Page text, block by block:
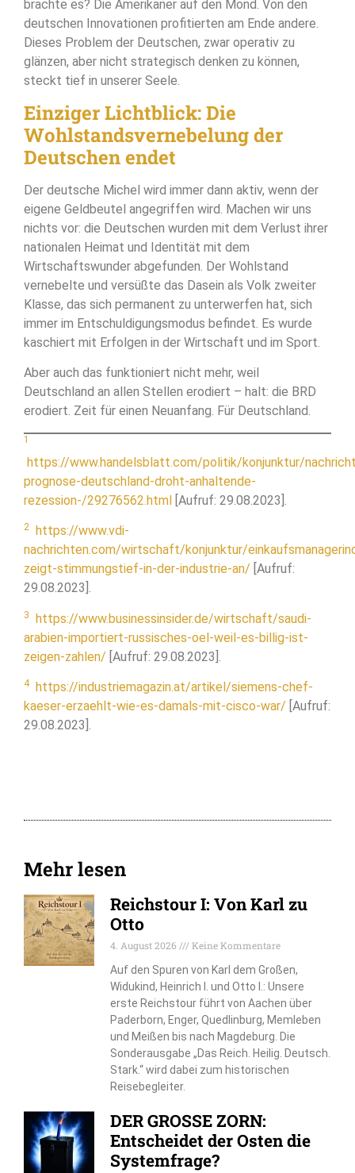
brachte es? Die Amerikaner auf den Mond. Von den
deutschen Innovationen profitierten am Ende andere.
Dieses Problem der Deutschen, zwar operativ zu
glänzen, aber nicht strategisch denken zu können,
steckt tief in unserer Seele.
Einziger Lichtblick: Die
Wohlstandsvernebelung der
Deutschen endet
Der deutsche Michel wird immer dann aktiv, wenn der
eigene Geldbeutel angegriffen wird. Machen wir uns
nichts vor: die Deutschen wurden mit dem Verlust ihrer
nationalen Heimat und Identität mit dem
Wirtschaftswunder abgefunden. Der Wohlstand
vernebelte und versüßte das Dasein als Volk zweiter
Klasse, das sich permanent zu unterwerfen hat, sich
immer im Entschuldigungsmodus befindet. Es wurde
kaschiert mit Erfolgen in der Wirtschaft und im Sport.
Aber auch das funktioniert nicht mehr, weil
Deutschland an allen Stellen erodiert – halt: die BRD
erodiert. Zeit für einen Neuanfang. Für Deutschland.
1
https://www.handelsblatt.com/politik/konjunktur/
prognose-deutschland-droht-anhaltende-
rezession-/29276562.html [Aufruf: 29.08.2023].
2
https://www.vdi-
nachrichten.com/wirtschaft/konjunktur/
zeigt-stimmungstief-in-der-industrie-an/ [Aufruf:
29.08.2023].
3
https://www.businessinsider.de/wirtschaft/saudi-
arabien-importiert-russisches-oel-weil-es-billig-ist-
zeigen-zahlen/ [Aufruf: 29.08.2023].
4 https://industriemagazin.at/artikel/siemens-chef-
kaeser-erzaehlt-wie-es-damals-mit-cisco-war/ [Aufruf:
29.08.2023].
Mehr lesen
Reichstour I: Von Karl zu
Otto
4. August 2026
Keine Kommentare
Auf den Spuren von Karl dem Großen,
Widukind, Heinrich I. und Otto I.: Unsere
erste Reichstour führt von Aachen über
Paderborn, Enger, Quedlinburg, Memleben
und Meißen bis nach Magdeburg. Die
Sonderausgabe „Das Reich. Heilig. Deutsch.
Stark.“ wird dabei zum historischen
Reisebegleiter.
DER GROSSE ZORN:
Entscheidet der Osten die
Systemfrage?